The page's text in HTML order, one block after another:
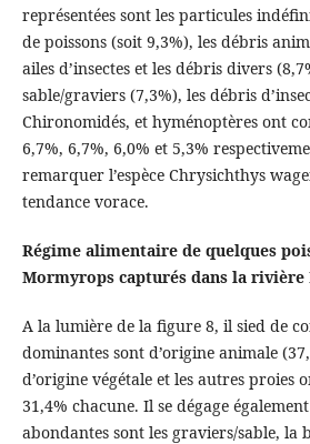
représentées sont les particules
de poissons (soit 9,3%), les débris
ailes d’insectes et les débris divers
sable/graviers (7,3%), les débris
Chironomidés, et hyménoptères ont
6,7%, 6,7%, 6,0% et 5,3%
remarquer l’espèce Chrysichthys
tendance vorace.
Régime alimentaire de quelques
Mormyrops capturés dans la rivière
A la lumière de la figure 8, il sied de
dominantes sont d’origine animale
d’origine végétale et les autres proies
31,4% chacune. Il se dégage
abondantes sont les graviers/sable, la